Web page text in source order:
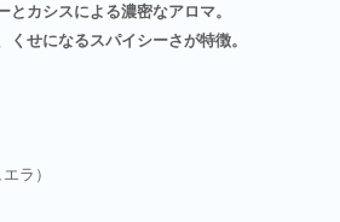
とカシスによる濃密なアロマ。
くせになるスパイシーさが特徴。
ラ）